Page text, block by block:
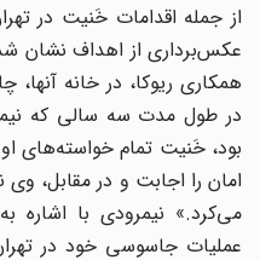
از جمله اقدامات خَنیت در
عکس‌برداری از اهداف نشان
همکاری ریوکا، در خانه
در طول مدت سه سالی که
بود، خَنیت تمام خواسته‌های
امان را اجابت و در مقابل، وی
می‌کرد.» نیمرودی با اشاره به
عملیات جاسوسی خود در